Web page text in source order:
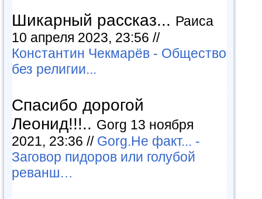
Шикарный рассказ... Раиса
10 апреля 2023, 23:56 //
Константин Чекмарёв - Общество
без религии...
Спасибо дорогой
Леонид!!!.. Gorg 13 ноября
2021, 23:36 // Gorg.Не факт... -
Заговор пидоров или голубой
реванш…